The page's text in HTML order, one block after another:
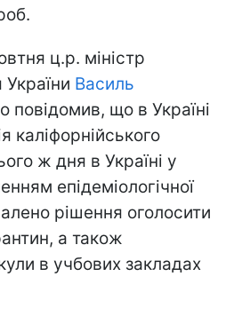
ц.р. міністр
Василь
повідомив, що в Україні
каліфорнійського
ж дня в Україні у
епідеміологічної
рішення оголосити
а також
в учбових закладах